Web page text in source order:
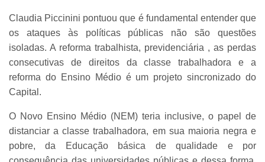
Claudia Piccinini pontuou que é fundamental entender que
os ataques às políticas públicas não são questões
isoladas. A reforma trabalhista, previdenciária , as perdas
consecutivas de direitos da classe trabalhadora e a
reforma do Ensino Médio é um projeto sincronizado do
Capital.
O Novo Ensino Médio (NEM) teria inclusive, o papel de
distanciar a classe trabalhadora, em sua maioria negra e
pobre, da Educação básica de qualidade e por